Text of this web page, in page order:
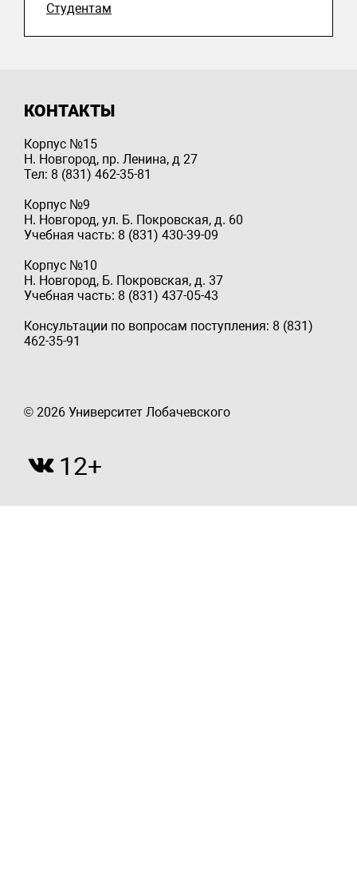
Студентам
КОНТАКТЫ
Корпус №15
Н. Новгород, пр. Ленина, д 27
Тел: 8 (831) 462-35-81
Корпус №9
Н. Новгород, ул. Б. Покровская, д. 60
Учебная часть: 8 (831) 430-39-09
Корпус №10
Н. Новгород, Б. Покровская, д. 37
Учебная часть: 8 (831) 437-05-43
Консультации по вопросам поступления: 8 (831)
462-35-91
© 2026 Университет Лобачевского
12+